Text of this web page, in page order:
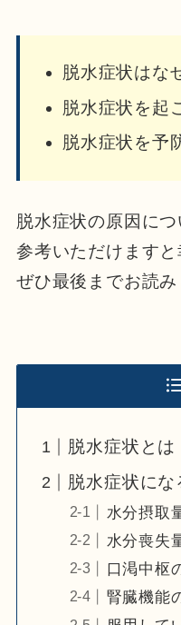
脱水症状はな
脱水症状を起
脱水症状を予
脱水症状の原因に
参考いただけますと
ぜひ最後までお読み
脱水症状とは
脱水症状にな
水分摂取
水分喪失
口渇中枢
腎臓機能